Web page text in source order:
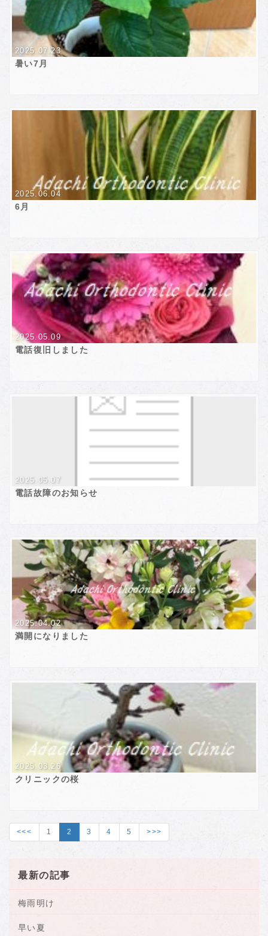
2025.07.23
暑い7月
2025.06.04
6月
2025.05.09
電話復旧しました
2025.05.07
電話故障のお知らせ
2025.04.02
満開になりました
2025.03.26
クリニックの桜
<<< 1 2 3 4 5 >>>
最新の記事
梅雨明け
早い夏